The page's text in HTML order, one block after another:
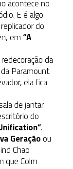
acontece no
E é algo
do
em“A
da
Paramount.
ela fica
de jantar
do
.
Geraçãoou
Chao
que Colm